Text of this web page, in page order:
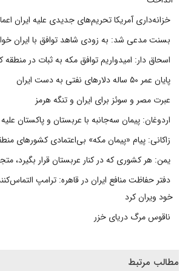
خزانه‌داری آمریکا تحریم‌های جدیدی علیه ایران
بسنت مدعی شد: به زودی شاهد توافق با ایران
اسحاق دار: امیدواریم توافق مکه به ثبات در
پایان عمر ۵۰ ساله دلارهای نفتی به دست ایران
عبرت مصر و سوئز برای ایران و تنگه هرمز
اردوغان: پیمان سه‌جانبه با عربستان و پاکستان
زاکانی: پیام «پیمان مکه» بی‌اعتمادی کشورهای
یمن: هر کشوری که در کنار عربستان قرار بگیرد،
دفتر حفاظت منافع ایران در قاهره: ترامپ
خود ویران کرد
ناقوس مرگ دریای خزر
مطالب مرتبط